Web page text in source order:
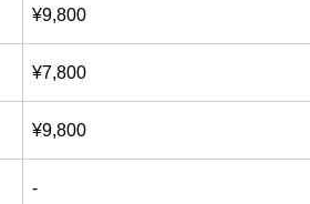
¥9,800
¥7,800
¥9,800
-